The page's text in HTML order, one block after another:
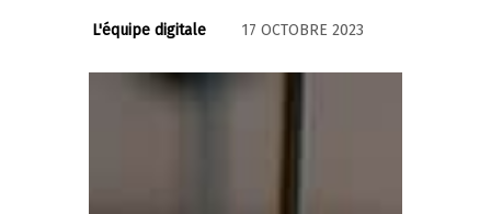
L'équipe digitale 17 OCTOBRE 2023